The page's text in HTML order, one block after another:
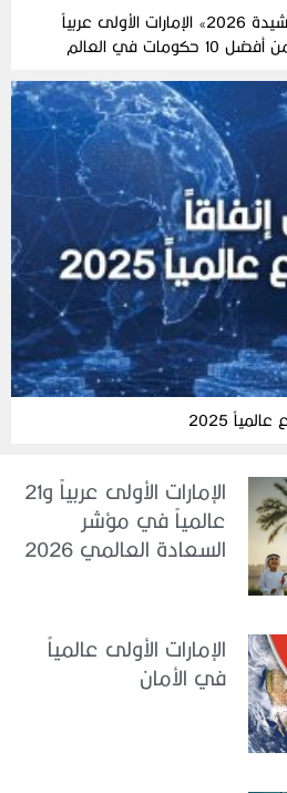
مؤشر «تشاندلر للحكومات الرشيدة 2026» الإمارات الأولى عربياً
في العالم
الإمارات الأولى عربياً و21
عالمياً في مؤشر
السعادة العالمي 2026
الإمارات الأولى عالمياً
في الأمان